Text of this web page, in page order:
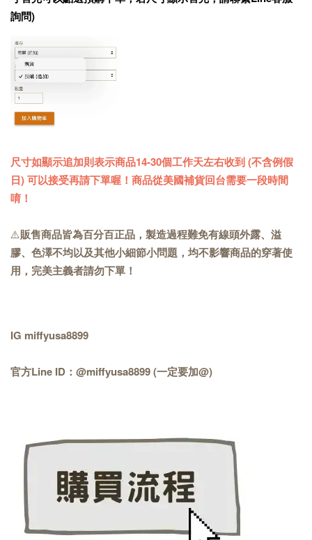
詢問)
尺寸如顯示追加則表示商品14-30個工作天左右收到 (不含例假
日) 可以接受再請下單喔！商品從美國補貨回台需要一段時間
唷！
⚠️販售商品皆為百分百正品，製造過程難免有線頭外露、溢
膠、色澤不均以及其他小細節小問題，均不影響商品的穿著使
用，完美主義者請勿下單！
IG miffyusa8899
官方Line ID：@miffyusa8899 (一定要加@)